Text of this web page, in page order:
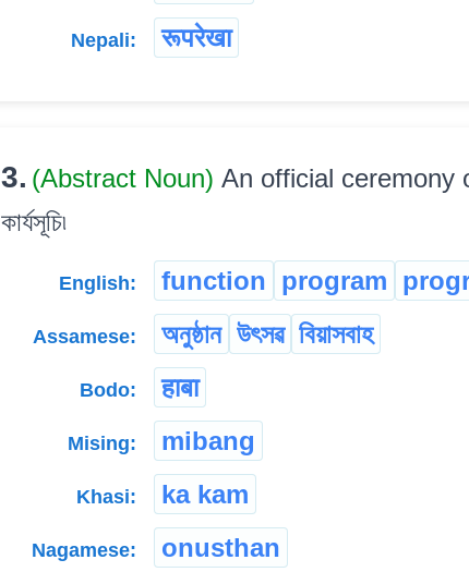
Nepali: रूपरेखा
3. (Abstract Noun) An official ceremony
কাৰ্যসূচি৷
English: function program
Assamese: অনুষ্ঠান উৎসৱ বিয়াসবাহ
Bodo: हाबा
Mising: mibang
Khasi: ka kam
Nagamese: onusthan